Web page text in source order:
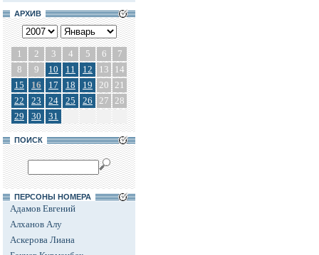
АРХИВ
1 2 3 4 5 6
7
8
9 10 11 12 13
14
15
16 17 18 19 20 21
22
23 24 25 26 27 28
29
30 31
ПОИСК
ПЕРСОНЫ НОМЕРА
Адамов Евгений
Алханов Алу
Аскерова Лиана